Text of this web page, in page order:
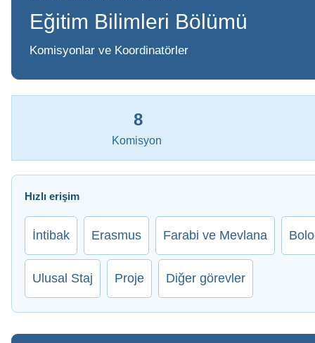
Eğitim Bilimleri Bölümü
Komisyonlar ve Koordinatörler
8
Komisyon
Hızlı erişim
İntibak Erasmus Farabi ve Mevlana
Ulusal Staj Proje Diğer görevler